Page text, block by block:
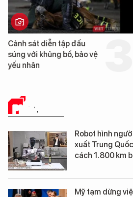
Cảnh sát diễn tập đấu
súng với khủng bố, bảo vệ
yếu nhân
PHÂN TÍCH
Robot hình
xuất Trung
cách 1.800 km
Mỹ tạm dừng